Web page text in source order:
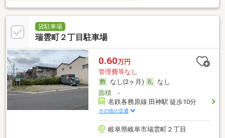
貸駐車場
瑞雲町２丁目駐車場
0.60万円
管理費等なし
なし(2ヶ月)
なし
面積-
名鉄各務原線 田神駅 徒歩10分
その他の交通
岐阜県岐阜市瑞雲町２丁目